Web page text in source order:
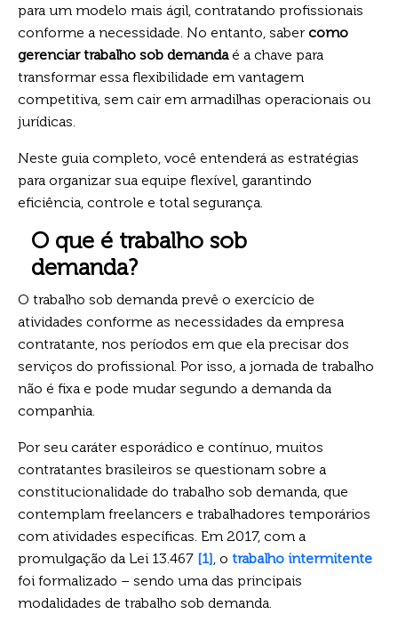
para um modelo mais ágil, contratando profissionais
conforme a necessidade. No entanto, saber como
gerenciar trabalho sob demandaé a chave para
transformar essa flexibilidade em vantagem
competitiva, sem cair em armadilhas operacionais ou
jurídicas.
Neste guia completo, você entenderá as estratégias
para organizar sua equipe flexível, garantindo
eficiência, controle e total segurança.
O que é trabalho sob
demanda?
O trabalho sob demanda prevê o exercício de
atividades conforme as necessidades da empresa
contratante, nos períodos em que ela precisar dos
serviços do profissional. Por isso, a jornada de trabalho
não é fixa e pode mudar segundo a demanda da
companhia.
Por seu caráter esporádico e contínuo, muitos
contratantes brasileiros se questionam sobre a
constitucionalidade do trabalho sob demanda, que
contemplam freelancers e trabalhadores temporários
com atividades específicas. Em 2017, com a
promulgação da Lei 13.467 [1] , o trabalho intermitente
foi formalizado – sendo uma das principais
modalidades de trabalho sob demanda.